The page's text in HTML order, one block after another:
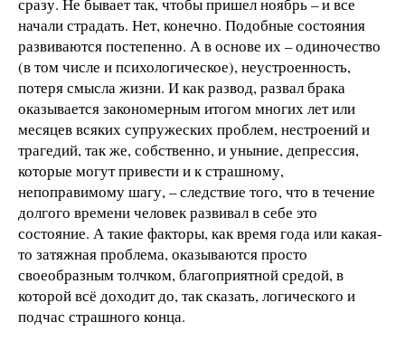
сразу. Не бывает так, чтобы пришел ноябрь – и все
начали страдать. Нет, конечно. Подобные состояния
развиваются постепенно. А в основе их – одиночество
(в том числе и психологическое), неустроенность,
потеря смысла жизни. И как развод, развал брака
оказывается закономерным итогом многих лет или
месяцев всяких супружеских проблем, нестроений и
трагедий, так же, собственно, и уныние, депрессия,
которые могут привести и к страшному,
непоправимому шагу, – следствие того, что в течение
долгого времени человек развивал в себе это
состояние. А такие факторы, как время года или какая-
то затяжная проблема, оказываются просто
своеобразным толчком, благоприятной средой, в
которой всё доходит до, так сказать, логического и
подчас страшного конца.